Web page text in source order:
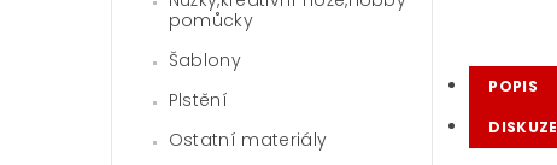
pomůcky
Šablony
Plstění
Ostatní materiály
POPIS
DISKUZE